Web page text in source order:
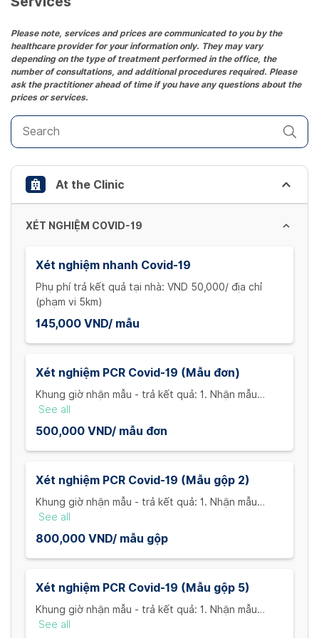
the
question
mark
key
to
get
the
keyboard
shortcuts
for
changing
dates.
Please note, services and prices are communicated to you by the
healthcare provider for your information only. They may vary
depending on the type of treatment performed in the office, the
number of consultations, and additional procedures required. Please
ask the practitioner ahead of time if you have any questions about the
prices or services.
At the Clinic
XÉT NGHIỆM COVID-19
Xét nghiệm nhanh Covid-19
Phụ phí trả kết quả tại nhà: VND 50,000/ địa chỉ
(phạm vi 5km)
145,000 VND/ mẫu
Xét nghiệm PCR Covid-19 (Mẫu đơn)
Khung giờ nhận mẫu - trả kết quả: 1. Nhận mẫu
trước 10h00 - trả kết quả vào 20h00 cùng ngày 2.
Nhận mẫu trước 14h30 - trả kết quả vào 11h00 hôm
sau 3. Nhận mẫu trước 21h00 - trả kết quả vào
14h00 hôm sau Phụ phí trả kết quả tại nhà: VND
See all
500,000 VND/ mẫu đơn
Xét nghiệm PCR Covid-19 (Mẫu gộp 2)
Khung giờ nhận mẫu - trả kết quả: 1. Nhận mẫu
trước 10h00 - trả kết quả vào 20h00 cùng ngày 2.
Nhận mẫu trước 14h30 - trả kết quả vào 11h00 hôm
sau 3. Nhận mẫu trước 21h00 - trả kết quả vào
14h00 hôm sau Phụ phí trả kết quả tại nhà: VND
See all
800,000 VND/ mẫu gộp
Xét nghiệm PCR Covid-19 (Mẫu gộp 5)
Khung giờ nhận mẫu - trả kết quả: 1. Nhận mẫu
trước 10h00 - trả kết quả vào 20h00 cùng ngày 2.
See all